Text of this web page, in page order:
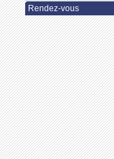
Rendez-vous